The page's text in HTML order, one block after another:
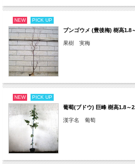
収穫まで 約3～5年
受粉樹 必要（大石早生、ハ
病気 黒斑病、灰星病、
の幼虫など
その他
NEW PICK UP
ブンゴウメ (豊後梅) 樹高1.8
果樹 実梅
NEW PICK UP
葡萄(ブドウ) 巨峰 樹高1.8～
漢字名 葡萄